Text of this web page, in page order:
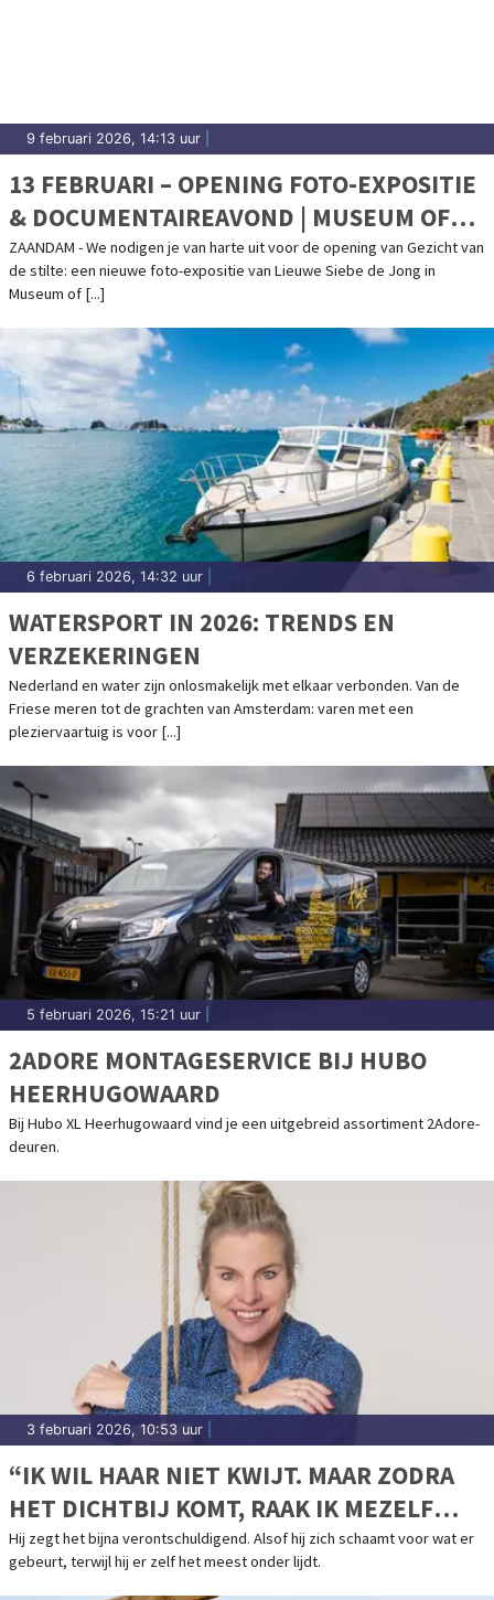
9 februari 2026, 14:13 uur
13 FEBRUARI – OPENING FOTO-EXPOSITIE
& DOCUMENTAIREAVOND | MUSEUM OF
HUMANITY
ZAANDAM - We nodigen je van harte uit voor de opening van Gezicht van
de stilte: een nieuwe foto-expositie van Lieuwe Siebe de Jong in
Museum of [...]
6 februari 2026, 14:32 uur
WATERSPORT IN 2026: TRENDS EN
VERZEKERINGEN
Nederland en water zijn onlosmakelijk met elkaar verbonden. Van de
Friese meren tot de grachten van Amsterdam: varen met een
pleziervaartuig is voor [...]
5 februari 2026, 15:21 uur
2ADORE MONTAGESERVICE BIJ HUBO
HEERHUGOWAARD
Bij Hubo XL Heerhugowaard vind je een uitgebreid assortiment 2Adore-
deuren.
3 februari 2026, 10:53 uur
“IK WIL HAAR NIET KWIJT. MAAR ZODRA
HET DICHTBIJ KOMT, RAAK IK MEZELF
KWIJT.”
Hij zegt het bijna verontschuldigend. Alsof hij zich schaamt voor wat er
gebeurt, terwijl hij er zelf het meest onder lijdt.